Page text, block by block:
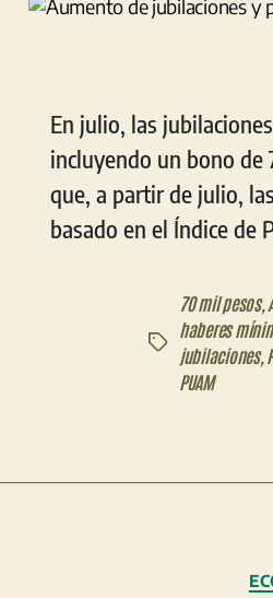
En julio, las
incluyendo un bono de
que, a partir de julio,
basado en el Índice de
Etiquetas
70 mil pesos,
haberes
jubilaciones,
PUAM